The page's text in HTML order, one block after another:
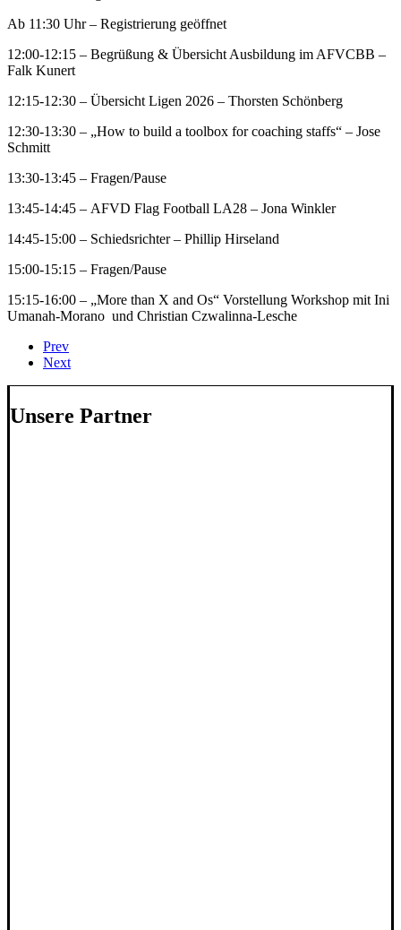
Ab 11:30 Uhr – Registrierung geöffnet
12:00-12:15 – Begrüßung & Übersicht Ausbildung im AFVCBB –
Falk Kunert
12:15-12:30 – Übersicht Ligen 2026 – Thorsten Schönberg
12:30-13:30 – „How to build a toolbox for coaching staffs“ – Jose
Schmitt
13:30-13:45 – Fragen/Pause
13:45-14:45 – AFVD Flag Football LA28 – Jona Winkler
14:45-15:00 – Schiedsrichter – Phillip Hirseland
15:00-15:15 – Fragen/Pause
15:15-16:00 – „More than X and Os“ Vorstellung Workshop mit Ini
Umanah-Morano und Christian Czwalinna-Lesche
Prev
Next
Unsere Partner